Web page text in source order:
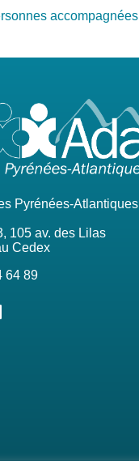
accompagnées
Pyrénées-Atlantiques
105 av. des Lilas
Cedex
64 89
Facebook
sur YoutubeAtlantiques sur Linkedin